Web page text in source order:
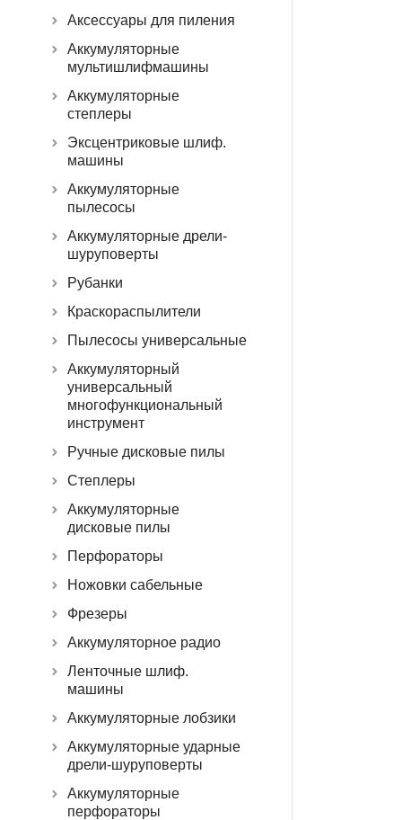
Аксессуары для пиления
Аккумуляторные
мультишлифмашины
Аккумуляторные
степлеры
Эксцентриковые шлиф.
машины
Аккумуляторные
пылесосы
Аккумуляторные дрели-
шуруповерты
Рубанки
Краскораспылители
Пылесосы универсальные
Аккумуляторный
универсальный
многофункциональный
инструмент
Ручные дисковые пилы
Степлеры
Аккумуляторные
дисковые пилы
Перфораторы
Ножовки сабельные
Фрезеры
Аккумуляторное радио
Ленточные шлиф.
машины
Аккумуляторные лобзики
Аккумуляторные ударные
дрели-шуруповерты
Аккумуляторные
перфораторы